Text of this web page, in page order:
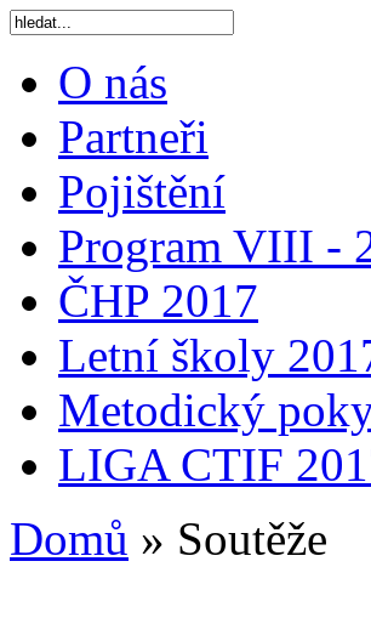
O nás
Partneři
Pojištění
Program VIII -
ČHP 2017
Letní školy
Metodický
LIGA CTIF
Domů » Soutěže